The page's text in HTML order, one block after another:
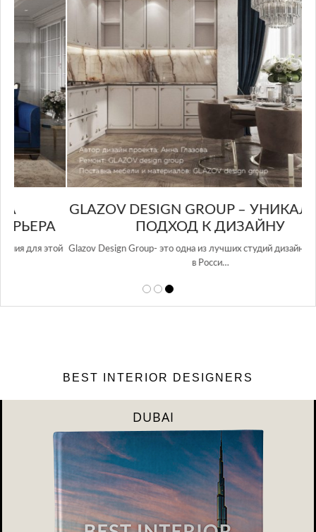
GLAZOV DESIGN GROUP – УНИКАЛЬНЫЙ
ПОДХОД К ДИЗАЙНУ
Glazov Design Group- это одна из лучших студий дизайна интерьера
BEST INTERIOR DESIGNERS
DUBAI